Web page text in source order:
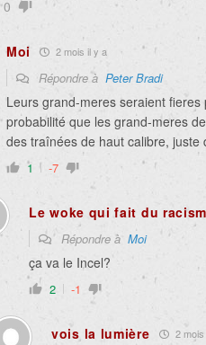
0
Moi 2 mois il y a
Répondre à Peter Bradi
Leurs grand-meres seraient fieres
probabilité que les grand-meres
des traînées de haut calibre, juste
1 -7
Le woke qui fait du
Répondre à Moi
ça va le Incel?
2 -1
vois la lumière 2